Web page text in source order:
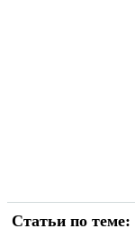
Статьи по теме: